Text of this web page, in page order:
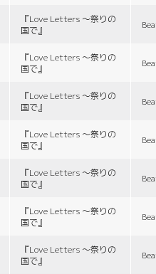
『Love Letters 〜祭りの
国で』
『Love Letters 〜祭りの
国で』
『Love Letters 〜祭りの
国で』
『Love Letters 〜祭りの
国で』
『Love Letters 〜祭りの
国で』
『Love Letters 〜祭りの
国で』
『Love Letters 〜祭りの
国で』